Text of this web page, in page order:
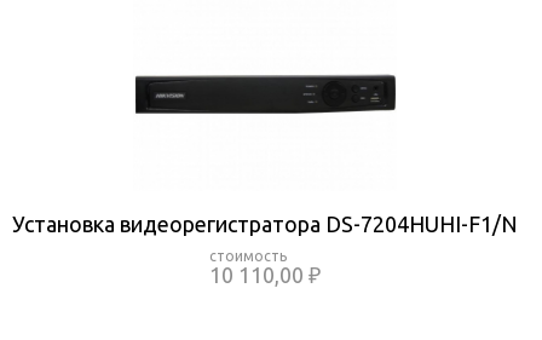
Установка видеорегистратора DS-7204HUHI-F1/N
10 110,00 ₽